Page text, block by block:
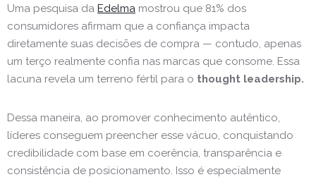
Uma pesquisa da Edelma mostrou que 81% dos
consumidores afirmam que a confiança impacta
diretamente suas decisões de compra — contudo, apenas
um terço realmente confia nas marcas que consome. Essa
lacuna revela um terreno fértil para o thought leadership.
Dessa maneira, ao promover conhecimento autêntico,
líderes conseguem preencher esse vácuo, conquistando
credibilidade com base em coerência, transparência e
consistência de posicionamento. Isso é especialmente